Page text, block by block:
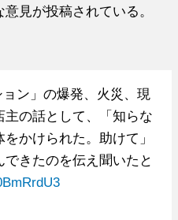
見が投稿されている。
ン」の爆発、火災、現
の話として、「知らな
かけられた。助けて」
きたのを伝え聞いたと